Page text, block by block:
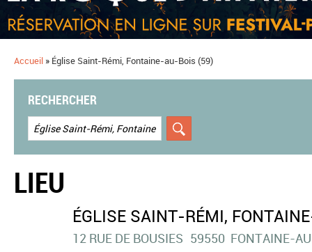
Accueil » Église Saint-Rémi, Fontaine-au-Bois (59)
RECHERCHER
LIEU
ÉGLISE SAINT-RÉMI,
12 RUE DE BOUSIES 59550 FONTAINE-